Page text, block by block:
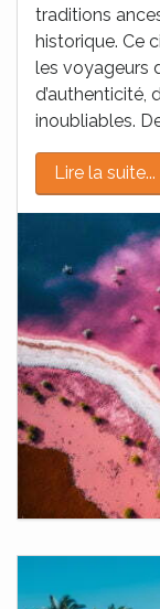
traditions
historique. Ce
les voyageurs
d’authenticité,
inoubliables.
Lire la suite...